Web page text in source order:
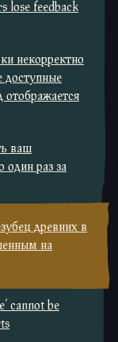
lose feedback
некорректно
доступные
отображается
ваш
один раз за
древних в
на
cannot be